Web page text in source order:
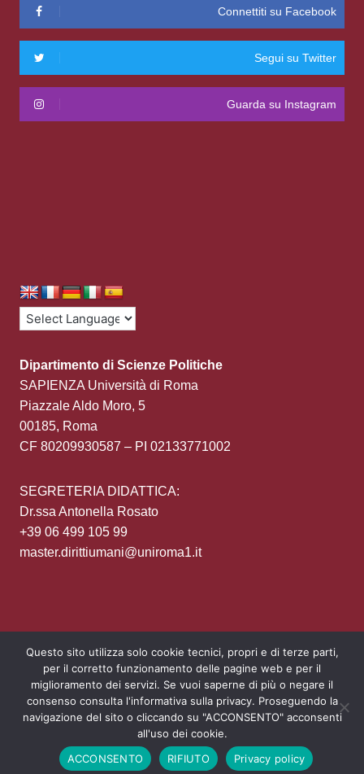
Connettiti su Facebook
Segui su Twitter
Guarda su Instagram
Dipartimento di Scienze Politiche
SAPIENZA Università di Roma
Piazzale Aldo Moro, 5
00185, Roma
CF 80209930587 – PI 02133771002
SEGRETERIA DIDATTICA:
Dr.ssa Antonella Rosato
+39 06 499 105 99
master.dirittiumani@uniroma1.it
Area Riservata Privacy policy Login
Questo sito utilizza solo cookie tecnici, propri e di terze parti,
per il corretto funzionamento delle pagine web e per il
miglioramento dei servizi. Se vuoi saperne di più o negare il
consenso consulta l'informativa sulla privacy. Proseguendo la
navigazione del sito o cliccando su "ACCONSENTO" acconsenti
all'uso dei cookie.
ACCONSENTO
RIFIUTO Privacy policy